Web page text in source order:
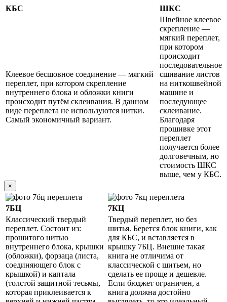
КБС ШКС
Клеевое бесшовное соединение — мягкий
переплет, при котором скрепление
внутреннего блока и обложки книги
происходит путём склеивания. В данном
виде переплета не используются нитки.
Самый экономичный вариант.
Швейное клеевое
скрепление —
мягкий переплет,
при котором
происходит
последовательное
сшивание листов
на ниткошвейной
машине и
последующее
склеивание.
Благодаря
прошивке этот
переплет
получается более
долговечным, но
стоимость ШКС
выше, чем у КБС.
×
7БЦ
7КЦ
Классический твердый
переплет. Состоит из:
прошитого нитью
внутреннего блока, крышки
(обложки), форзаца (листа,
соединяющего блок с
крышкой) и каптала
(толстой защитной тесьмы,
которая приклеивается к
Твердый переплет, но без
шитья. Берется блок книги, как
для КБС, и вставляется в
крышку 7БЦ. Внешне такая
книга не отличима от
классической с шитьем, но
сделать ее проще и дешевле.
Если бюджет ограничен, а
книга должна достойно